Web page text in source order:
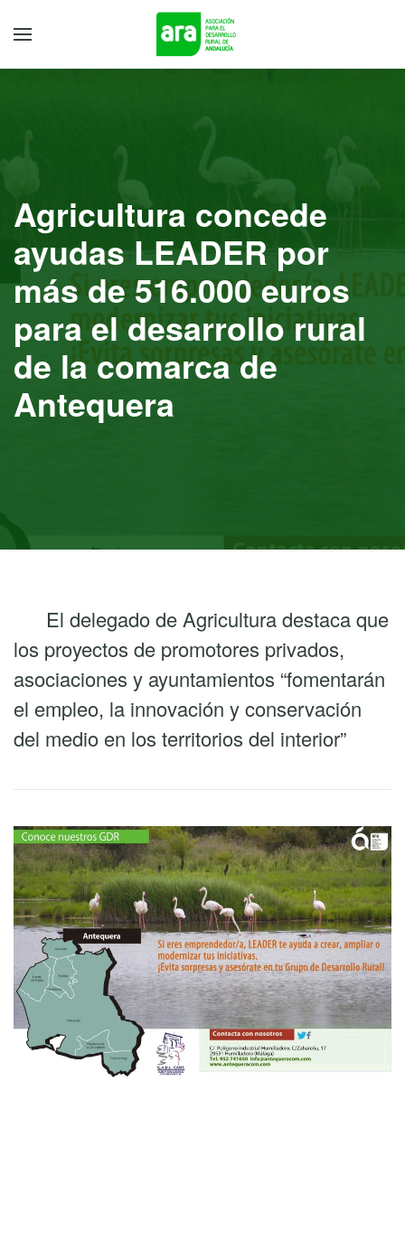
Agricultura concede
ayudas LEADER por
más de 516.000 euros
para el desarrollo rural
de la comarca de
Antequera
El delegado de Agricultura destaca que
los proyectos de promotores privados,
asociaciones y ayuntamientos “fomentarán
el empleo, la innovación y conservación
del medio en los territorios del interior”